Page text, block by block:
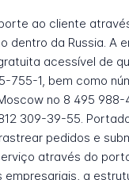
ao cliente
dentro da Russia. A
acessível de
755-1, bem como
no 8 495 988-
309-39-55.
pedidos e
através do
empresariais, a